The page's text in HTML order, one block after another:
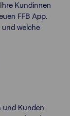
Kundinnen
FFB App.
und welche
und Kunden